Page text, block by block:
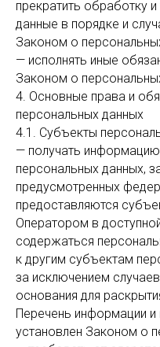
прекратить обработку
данные в порядке и
Законом о
— исполнять иные
Законом о
4. Основные права и
персональных данных
4.1. Субъекты
— получать
персональных данных,
предусмотренных
предоставляются
Оператором в
содержаться
к другим субъектам
за исключением
основания для
Перечень информации и
установлен Законом о